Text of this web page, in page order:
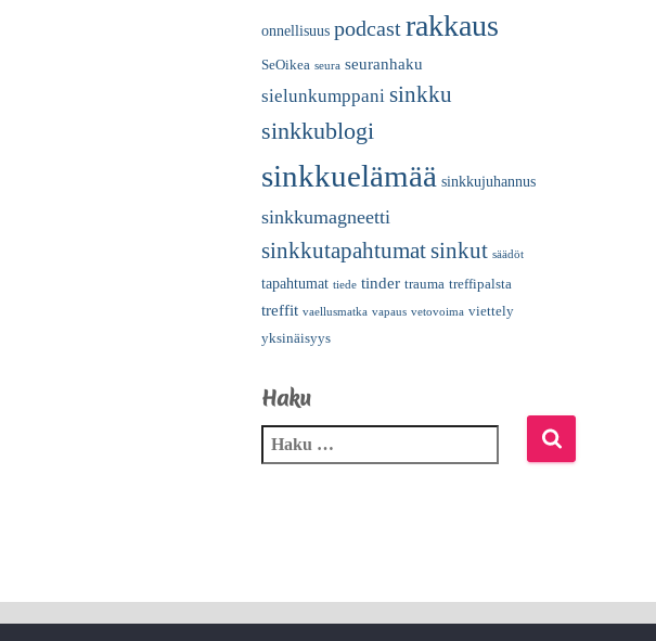
onnellisuus podcast rakkaus
SeOikea seura seuranhaku
sielunkumppani sinkku
sinkkublogi
sinkkuelämää sinkkujuhannus
sinkkumagneetti
sinkkutapahtumat sinkut säädöt
tapahtumat tiede tinder trauma treffipalsta
treffit vaellusmatka vapaus vetovoima viettely
yksinäisyys
Haku